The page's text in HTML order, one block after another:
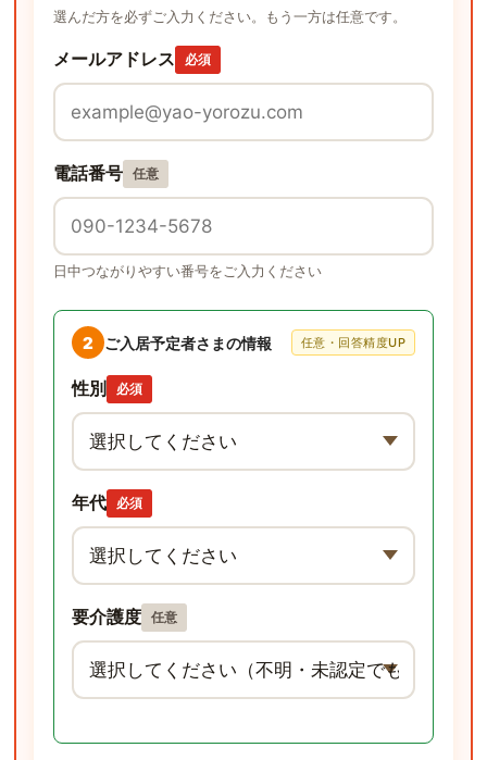
選んだ方を必ずご入力ください。もう一方は任意です。
メールアドレス 必須
電話番号 任意
日中つながりやすい番号をご入力ください
2 ご入居予定者さまの情報 任意・回答精度UP
性別 必須
年代 必須
要介護度 任意